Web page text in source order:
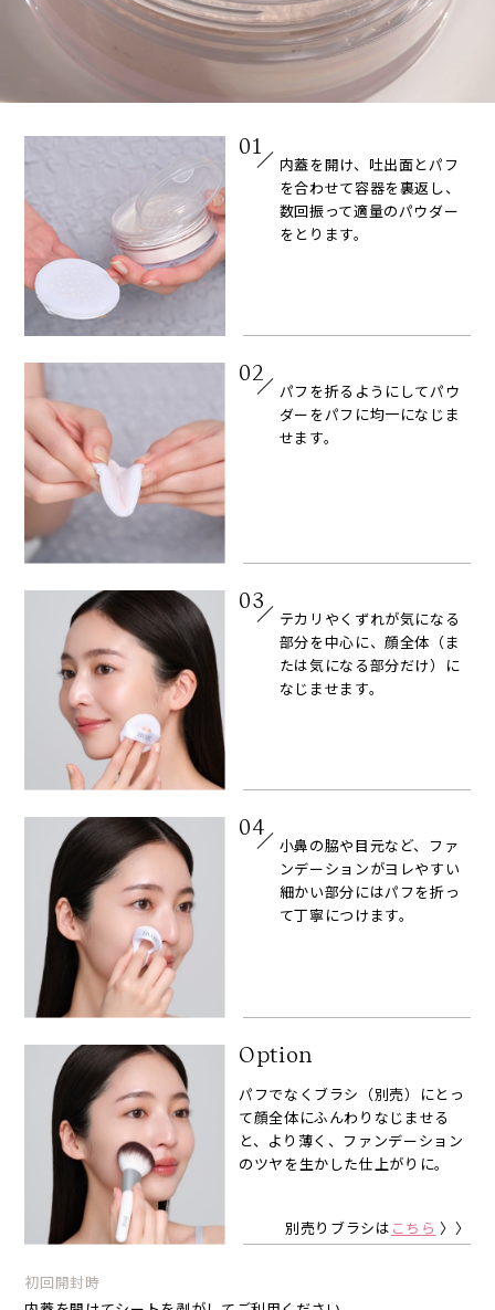
01
内蓋を開け、吐出面とパフ
を合わせて容器を裏返し、
数回振って適量のパウダー
をとります。
02
パフを折るようにしてパウ
ダーをパフに均一になじま
せます。
03
テカリやくずれが気になる
部分を中心に、顔全体（ま
たは気になる部分だけ）に
なじませます。
04
小鼻の脇や目元など、ファ
ンデーションがヨレやすい
細かい部分にはパフを折っ
て丁寧につけます。
Option
パフでなくブラシ（別売）にとっ
て顔全体にふんわりなじませる
と、より薄く、ファンデーション
のツヤを生かした仕上がりに。
別売りブラシは こちら 〉〉
初回開封時